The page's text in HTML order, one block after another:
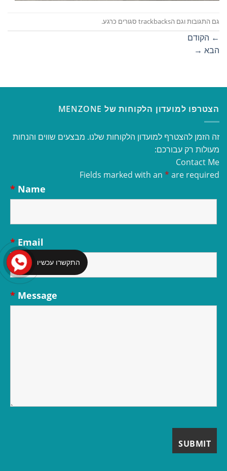
גם התגובות וגם הtrackbacks סגורים כרגע.
← הקודם
הבא →
הצטרפו למועדון הלקוחות של MENZONE
זה הזמן להצטרף למועדון הלקוחות שלנו. מבצעים שווים והנחות
מעולות רק עבורכם:
Contact Me
Fields marked with an * are required
Name
*
Email
*
Message
*
התקשרו עכשיו